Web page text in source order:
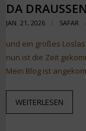
DA
JAN. 21, 2026 SAFAR
und ein großes
nun ist die Zeit
Mein Blog ist
WEITERLESEN